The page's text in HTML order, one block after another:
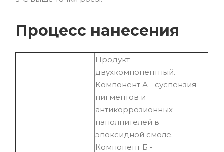
Процесс нанесения
Продукт
двухкомпонентный.
Компонент А - суспензия
пигментов и
антикоррозионных
наполнителей в
эпоксидной смоле.
Компонент Б -